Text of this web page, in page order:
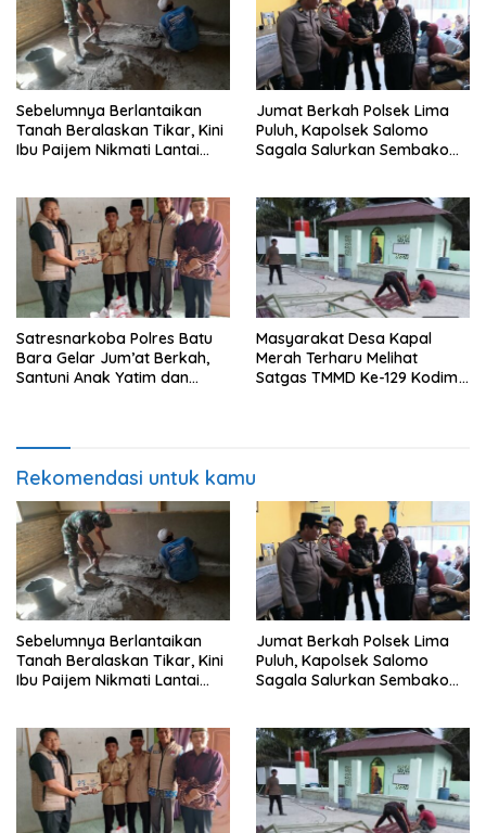
Sebelumnya Berlantaikan
Tanah Beralaskan Tikar, Kini
Ibu Paijem Nikmati Lantai
0208/Asahan
Jumat Berkah Polsek Lima
Puluh, Kapolsek Salomo
Sagala Salurkan Sembako
Satresnarkoba Polres Batu
Bara Gelar Jum’at Berkah,
Santuni Anak Yatim dan
Masyarakat Desa Kapal
Merah Terharu Melihat
Satgas TMMD Ke-129 Kodim
Rekomendasi untuk kamu
Sebelumnya Berlantaikan
Tanah Beralaskan Tikar, Kini
Ibu Paijem Nikmati Lantai
0208/Asahan
Jumat Berkah Polsek Lima
Puluh, Kapolsek Salomo
Sagala Salurkan Sembako